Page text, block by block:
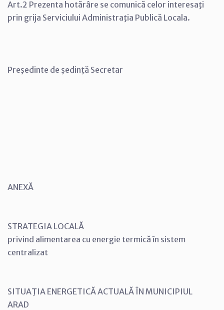
Art.2 Prezenta hotărâre se comunică celor interesaţi
prin grija Serviciului Administraţia Publică Locala.
Preşedinte de şedinţă Secretar
ANEXĂ
STRATEGIA LOCALĂ
privind alimentarea cu energie termică în sistem
centralizat
SITUAŢIA ENERGETICĂ ACTUALĂ ÎN MUNICIPIUL
ARAD